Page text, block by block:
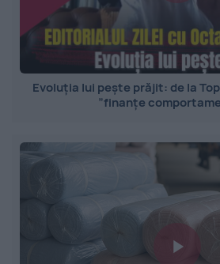
Evoluția lui pește prăjit: de la
”finanțe